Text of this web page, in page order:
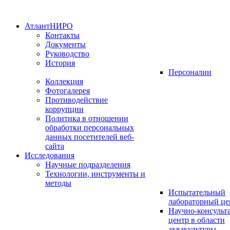
АтлантНИРО
Контакты
Документы
Руководство
История
Персоналии
Коллекция
Фотогалерея
Противодействие
коррупции
Политика в отношении
обработки персональных
данных посетителей веб-
сайта
Исследования
Научные подразделения
Технологии, инструменты и
методы
Испытательный
лабораторный
Научно-
центр в области